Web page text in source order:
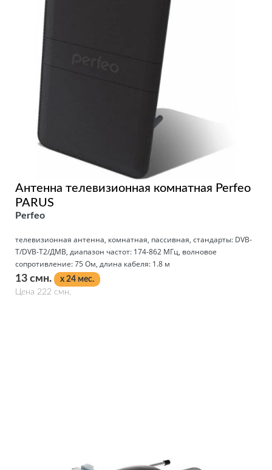
Антенна телевизионная комнатная Perfeo
PARUS
Perfeo
телевизионная антенна, комнатная, пассивная, стандарты: DVB-
T/DVB-T2/ДМВ, диапазон частот: 174-862 МГц, волновое
сопротивление: 75 Ом, длина кабеля: 1.8 м
13 смн.
x 24 мес.
Цена 222 смн.